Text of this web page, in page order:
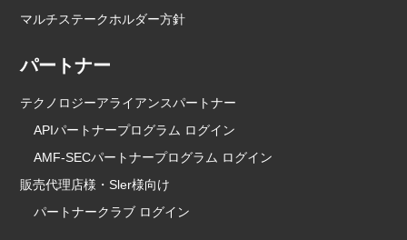
マルチステークホルダー方針
パートナー
テクノロジーアライアンスパートナー
APIパートナープログラム ログイン
AMF-SECパートナープログラム ログイン
販売代理店様・Sler様向け
パートナークラブ ログイン